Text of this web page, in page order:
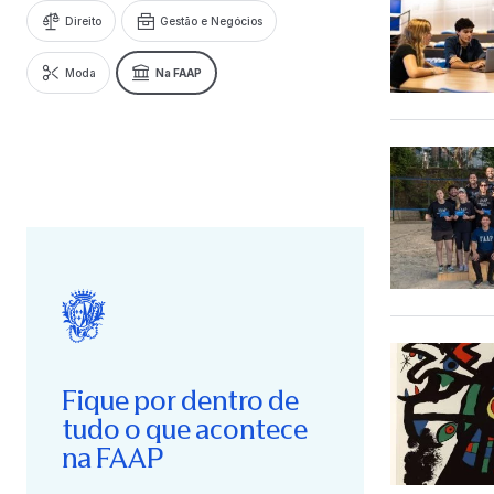
Direito Gestão e Negócios
Moda Na FAAP
Fique por dentro de
tudo o que acontece
na FAAP